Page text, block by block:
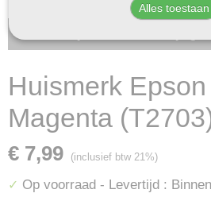
Huismerk
Magenta
€ 7,99 (inclusief btw 21%)
✓ Op voorraad - Levertijd :
Alles toestaan